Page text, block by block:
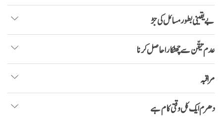
بے یقینی بطور مسائل کی جڑ
عدم تیقّن سے چھٹکارا حاصل کرنا
مراقبہ
دھرم ایک کل وقتی کام ہے